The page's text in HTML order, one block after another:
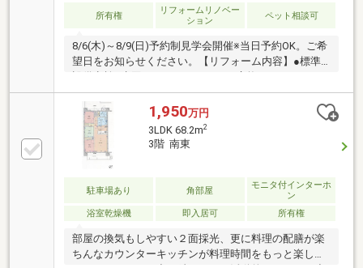
所有権
リフォームリノベー
ション
ペット相談可
8/6(木)～8/9(日)予約制見学会開催※当日予約OK。ご希
望日をお知らせください。【リフォーム内容】●標準
ス交換、トイレ交換、洗面化粧台交換●内装クロス張
替え、床クリーニング＆ワックスがけ●その他設備照
明器具交換【おすすめポイント】・給排水管の故障や
漏水についてお引渡しより２年間保証・新品の照明器
具設置予定なので入居後にすぐに生活が始められま
す。・お客様に合わせたローンの組み方や金融機関を
ご提案。住宅ローンが初めての方でもお気軽にご相談
1,950万円
3LDK 68.2m2
3階 南東
駐車場あり 角部屋
モニタ付インターホ
ン
浴室乾燥機
即入居可 所有権
部屋の換気もしやすい２面採光、更に料理の配膳が楽
ちんなカウンターキッチンが料理時間をもっと楽しく